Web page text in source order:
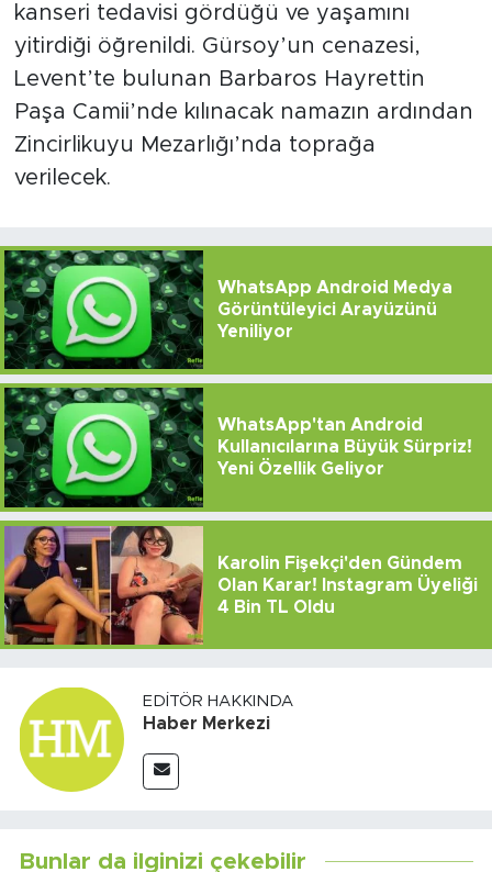
kanseri tedavisi gördüğü ve yaşamını
yitirdiği öğrenildi. Gürsoy’un cenazesi,
Levent’te bulunan Barbaros Hayrettin
Paşa Camii’nde kılınacak namazın ardından
Zincirlikuyu Mezarlığı’nda toprağa
verilecek.
WhatsApp Android Medya
Görüntüleyici Arayüzünü
Yeniliyor
WhatsApp'tan Android
Kullanıcılarına Büyük Sürpriz!
Yeni Özellik Geliyor
Karolin Fişekçi'den Gündem
Olan Karar! Instagram Üyeliği
4 Bin TL Oldu
EDITÖR HAKKINDA
Haber Merkezi
Bunlar da ilginizi çekebilir